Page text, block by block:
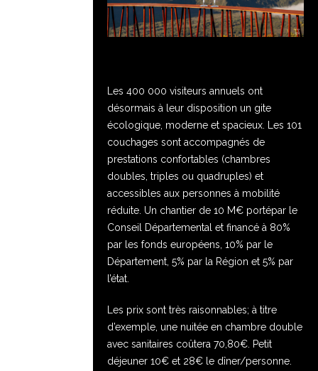
Les 400 000 visiteurs annuels ont
désormais à leur disposition un gite
écologique, moderne et spacieux. Les 101
couchages sont accompagnés de
prestations confortables (chambres
doubles, triples ou quadruples) et
accessibles aux personnes à mobilité
réduite. Un chantier de 10 M€ portépar le
Conseil Départemental et financé à 80%
par les fonds européens, 10% par le
Département, 5% par la Région et 5% par
l’état.
Les prix sont très raisonnables; à titre
d’exemple, une nuitée en chambre double
avec sanitaires coûtera 70,80€. Petit
déjeuner 10€ et 28€ le dîner/personne.